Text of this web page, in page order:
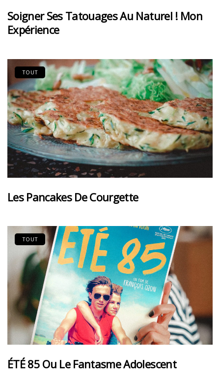
Soigner Ses Tatouages Au Naturel ! Mon
Expérience
TOUT
Les Pancakes De Courgette
TOUT
ÉTÉ 85 Ou Le Fantasme Adolescent